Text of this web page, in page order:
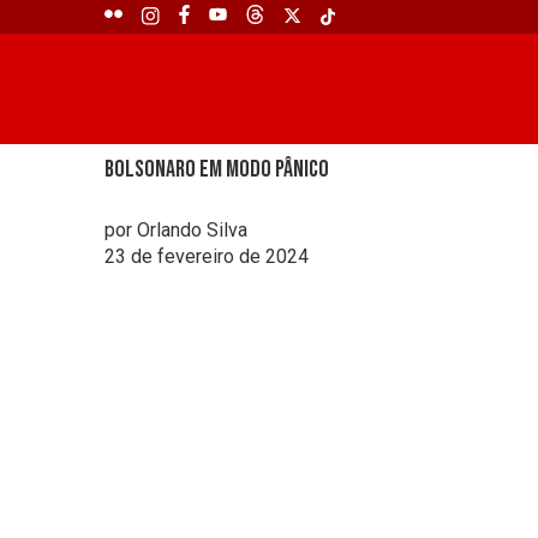
Bolsonaro em modo pânico
por Orlando Silva
23 de fevereiro de 2024